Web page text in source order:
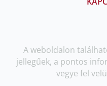
A weboldalon
jellegűek, a pontos
vegye fel